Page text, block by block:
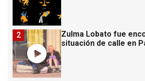
Zulma Lobato fue
situación de calle en
2